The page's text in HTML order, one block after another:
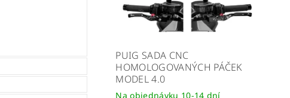
PUIG SADA CNC
HOMOLOGOVANÝCH PÁČEK
MODEL 4.0
Na objednávku 10-14 dní